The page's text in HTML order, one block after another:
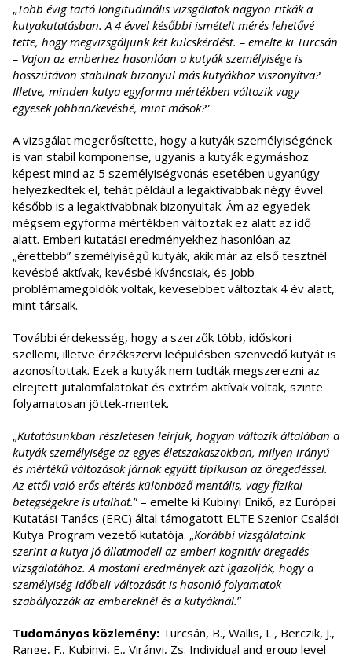
„Több évig tartó longitudinális vizsgálatok nagyon ritkák a
kutyakutatásban. A 4 évvel későbbi ismételt mérés lehetővé
tette, hogy megvizsgáljunk két kulcskérdést. – emelte ki Turcsán
– Vajon az emberhez hasonlóan a kutyák személyisége is
hosszútávon stabilnak bizonyul más kutyákhoz viszonyítva?
Illetve, minden kutya egyforma mértékben változik vagy
egyesek jobban/kevésbé, mint mások?”
A vizsgálat megerősítette, hogy a kutyák személyiségének
is van stabil komponense, ugyanis a kutyák egymáshoz
képest mind az 5 személyiségvonás esetében ugyanúgy
helyezkedtek el, tehát például a legaktívabbak négy évvel
később is a legaktívabbnak bizonyultak. Ám az egyedek
mégsem egyforma mértékben változtak ez alatt az idő
alatt. Emberi kutatási eredményekhez hasonlóan az
„érettebb” személyiségű kutyák, akik már az első tesztnél
kevésbé aktívak, kevésbé kíváncsiak, és jobb
problémamegoldók voltak, kevesebbet változtak 4 év alatt,
mint társaik.
További érdekesség, hogy a szerzők több, időskori
szellemi, illetve érzékszervi leépülésben szenvedő kutyát is
azonosítottak. Ezek a kutyák nem tudták megszerezni az
elrejtett jutalomfalatokat és extrém aktívak voltak, szinte
folyamatosan jöttek-mentek.
„Kutatásunkban részletesen leírjuk, hogyan változik általában a
kutyák személyisége az egyes életszakaszokban, milyen irányú
és mértékű változások járnak együtt tipikusan az öregedéssel.
Az ettől való erős eltérés különböző mentális, vagy fizikai
betegségekre is utalhat.” – emelte ki Kubinyi Enikő, az Európai
Kutatási Tanács (ERC) által támogatott ELTE Szenior Családi
Kutya Program vezető kutatója. „Korábbi vizsgálataink
szerint a kutya jó állatmodell az emberi kognitív öregedés
vizsgálatához. A mostani eredmények azt igazolják, hogy a
személyiség időbeli változását is hasonló folyamatok
szabályozzák az embereknél és a kutyáknál.”
Tudományos közlemény: Turcsán, B., Wallis, L., Berczik, J.,
Range, F., Kubinyi, E., Virányi, Zs. Individual and group level